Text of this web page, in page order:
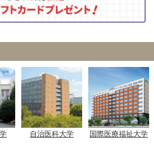
自治医科大学 国際医療福祉大学